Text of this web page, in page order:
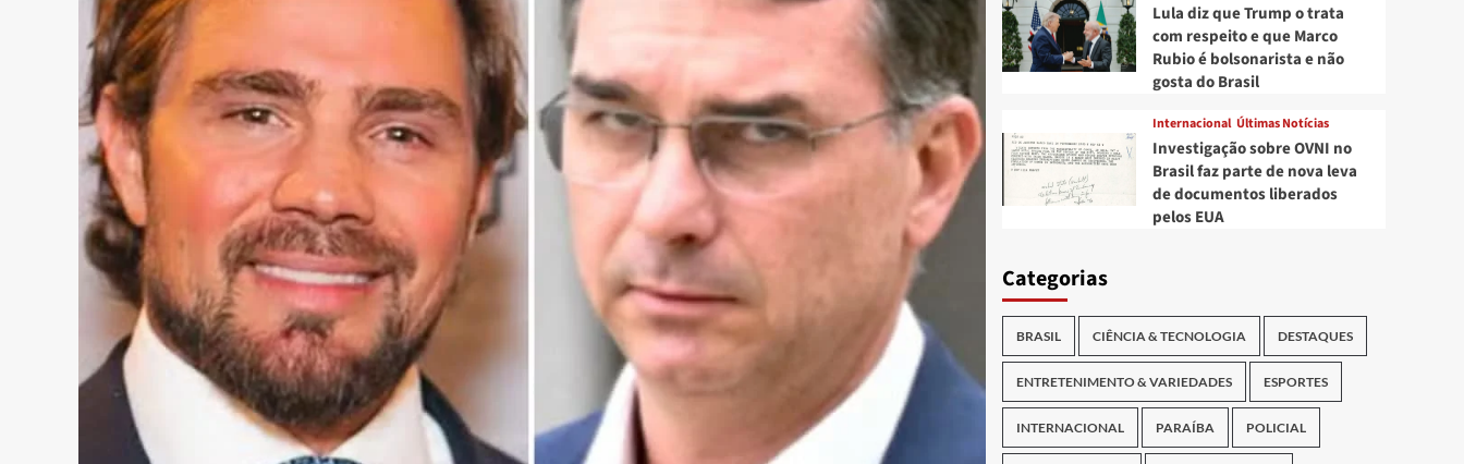
Lula diz que Trump o trata
com respeito e que Marco
Rubio é bolsonarista e não
gosta do Brasil
Internacional Últimas Notícias
Investigação sobre OVNI no
Brasil faz parte de nova leva
de documentos liberados
pelos EUA
Categorias
BRASIL CIÊNCIA & TECNOLOGIA DESTAQUES
ENTRETENIMENTO & VARIEDADES ESPORTES
INTERNACIONAL PARAÍBA POLICIAL